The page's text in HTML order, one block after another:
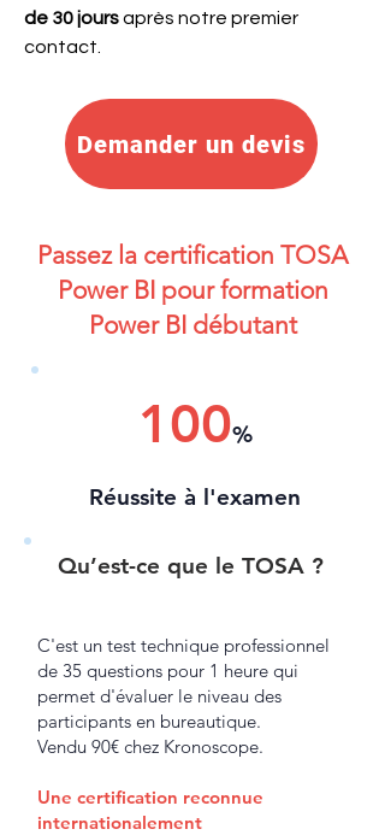
de 30 joursaprès notre premier
contact.
Demander un devis
Passez la certification TOSA
Power BI pour formation
Power BI débutant
100%
Réussite à l'examen
Qu’est-ce que le TOSA ?
C'est un test technique professionnel
de 35 questions pour 1 heure qui
permet d'évaluer le niveau des
participants en bureautique.
Vendu 90€ chez Kronoscope.
Une certification reconnue
internationalement